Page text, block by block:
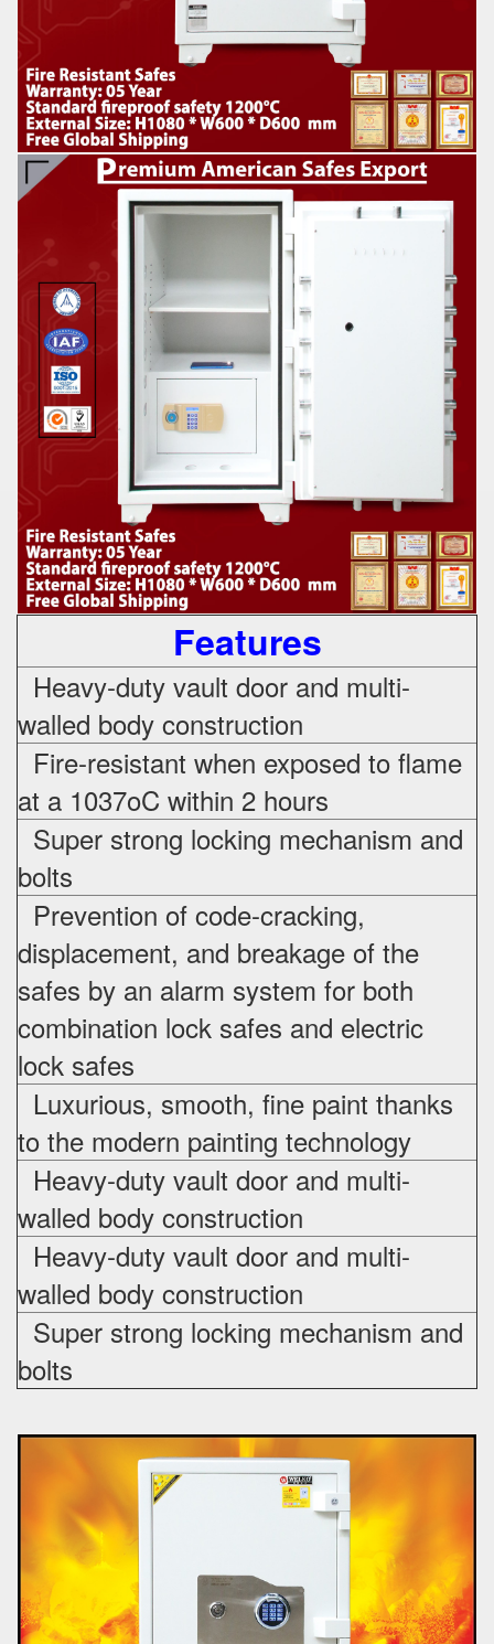
Features
Heavy-duty vault door and multi-
walled body construction
Fire-resistant when exposed to flame
at a 1037oC within 2 hours
Super strong locking mechanism and
bolts
Prevention of code-cracking,
displacement, and breakage of the
safes by an alarm system for both
combination lock safes and electric
lock safes
Luxurious, smooth, fine paint thanks
to the modern painting technology
Heavy-duty vault door and multi-
walled body construction
Heavy-duty vault door and multi-
walled body construction
Super strong locking mechanism and
bolts